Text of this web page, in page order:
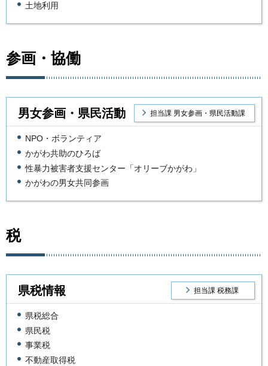
土地利用
参画・協働
男女参画・県民活動 担当課 男女参画・県民活動課
NPO・ボランティア
かがわ共助のひろば
性暴力被害者支援センター「オリーブかがわ」
かがわの男女共同参画
税
県税情報 担当課 税務課
県税総合
県民税
事業税
不動産取得税